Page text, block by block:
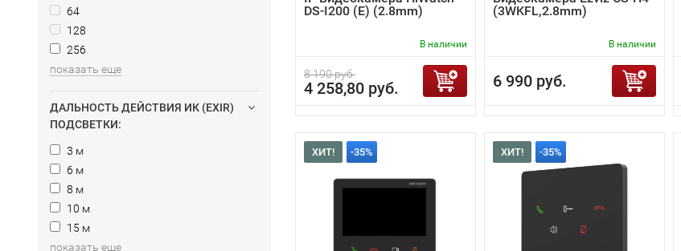
64
128
256
показать еще
ДАЛЬНОСТЬ ДЕЙСТВИЯ ИК (EXIR)
ПОДСВЕТКИ:
3 м
6 м
8 м
10 м
15 м
показать еще
DS-I200 (E) (2.8mm)
В наличии
8 190 руб.
4 258,80 руб.
(3WKFL,2.8mm)
В наличии
6 990 руб.
ХИТ! -35% ХИТ! -35%